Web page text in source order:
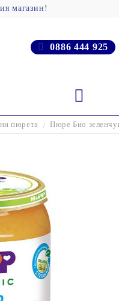
магазин!
0886 444 925
пюрета Пюре Био